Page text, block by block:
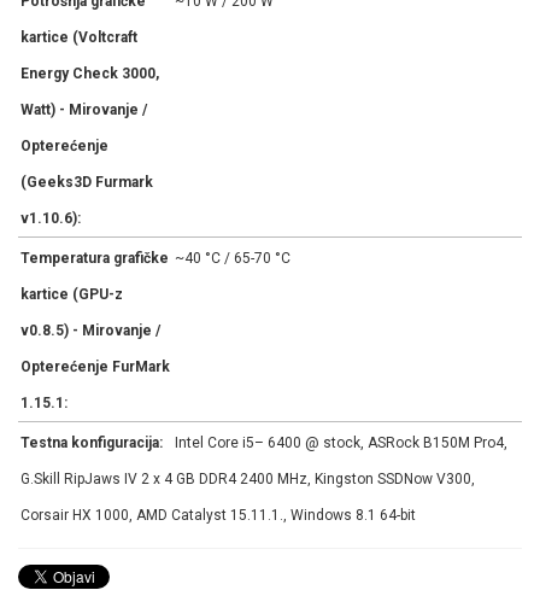
kartice (Voltcraft
Energy Check 3000,
Watt) - Mirovanje /
Opterećenje
(Geeks3D Furmark
v1.10.6):
Temperatura grafičke
kartice (GPU-z
v0.8.5) - Mirovanje /
Opterećenje FurMark
1.15.1:
~40 °C / 65-70 °C
Testna konfiguracija: Intel Core i5– 6400 @ stock, ASRock B150M Pro4,
G.Skill RipJaws IV 2 x 4 GB DDR4 2400 MHz, Kingston SSDNow V300,
Corsair HX 1000, AMD Catalyst 15.11.1., Windows 8.1 64-bit